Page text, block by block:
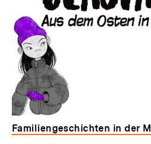
Familiengeschichten in der